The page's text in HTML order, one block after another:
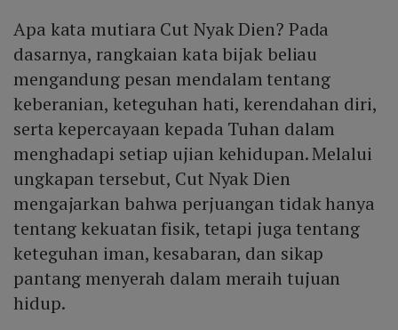
Apa kata mutiara Cut Nyak Dien? Pada
dasarnya, rangkaian kata bijak beliau
mengandung pesan mendalam tentang
keberanian, keteguhan hati, kerendahan diri,
serta kepercayaan kepada Tuhan dalam
menghadapi setiap ujian kehidupan. Melalui
ungkapan tersebut, Cut Nyak Dien
mengajarkan bahwa perjuangan tidak hanya
tentang kekuatan fisik, tetapi juga tentang
keteguhan iman, kesabaran, dan sikap
pantang menyerah dalam meraih tujuan
hidup.